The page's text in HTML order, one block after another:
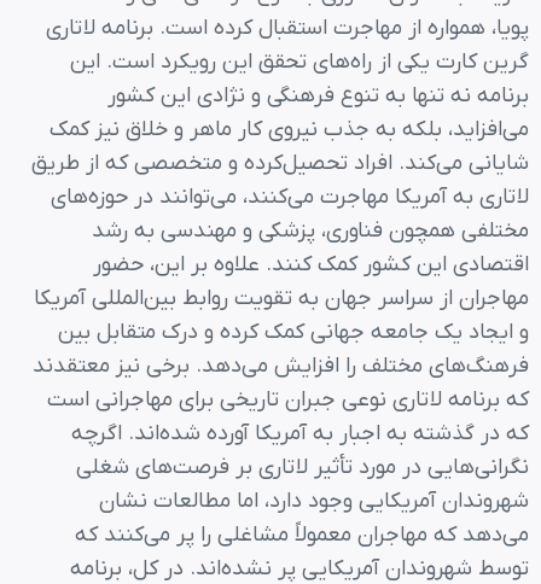
پویا، همواره از مهاجرت استقبال کرده است. برنامه لاتاری
گرین کارت یکی از راه‌های تحقق این رویکرد است. این
برنامه نه تنها به تنوع فرهنگی و نژادی این کشور
می‌افزاید، بلکه به جذب نیروی کار ماهر و خلاق نیز کمک
شایانی می‌کند. افراد تحصیل‌کرده و متخصصی که از طریق
لاتاری به آمریکا مهاجرت می‌کنند، می‌توانند در حوزه‌های
مختلفی همچون فناوری، پزشکی و مهندسی به رشد
اقتصادی این کشور کمک کنند. علاوه بر این، حضور
مهاجران از سراسر جهان به تقویت روابط بین‌المللی آمریکا
و ایجاد یک جامعه جهانی کمک کرده و درک متقابل بین
فرهنگ‌های مختلف را افزایش می‌دهد. برخی نیز معتقدند
که برنامه لاتاری نوعی جبران تاریخی برای مهاجرانی است
که در گذشته به اجبار به آمریکا آورده شده‌اند. اگرچه
نگرانی‌هایی در مورد تأثیر لاتاری بر فرصت‌های شغلی
شهروندان آمریکایی وجود دارد، اما مطالعات نشان
می‌دهد که مهاجران معمولاً مشاغلی را پر می‌کنند که
توسط شهروندان آمریکایی پر نشده‌اند. در کل، برنامه